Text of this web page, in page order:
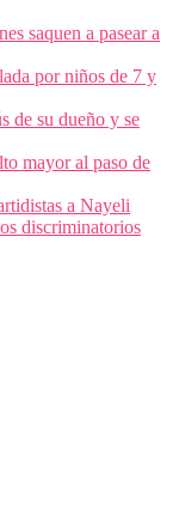
saquen a pasear a
por niños de 7 y
de su dueño y se
mayor al paso de
a Nayeli
discriminatorios